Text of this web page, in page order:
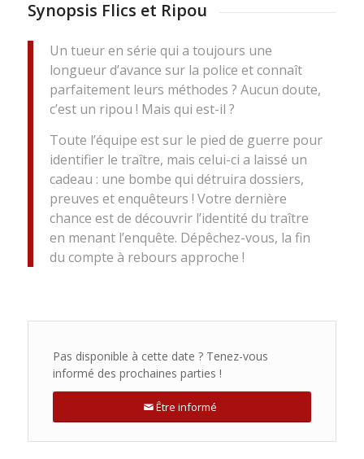
Synopsis Flics et Ripou
Un tueur en série qui a toujours une
longueur d’avance sur la police et connaît
parfaitement leurs méthodes ? Aucun doute,
c’est un ripou ! Mais qui est-il ?
Toute l’équipe est sur le pied de guerre pour
identifier le traître, mais celui-ci a laissé un
cadeau : une bombe qui détruira dossiers,
preuves et enquêteurs ! Votre dernière
chance est de découvrir l’identité du traître
en menant l’enquête. Dépêchez-vous, la fin
du compte à rebours approche !
Pas disponible à cette date ? Tenez-vous
informé des prochaines parties !
Être informé